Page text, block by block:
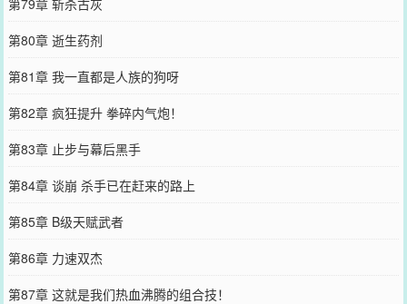
第80章 逝生药剂
第81章 我一直都是人族的狗呀
第82章 疯狂提升 拳碎内气炮！
第83章 止步与幕后黑手
第84章 谈崩 杀手已在赶来的路上
第85章 B级天赋武者
第86章 力速双杰
第87章 这就是我们热血沸腾的组合技！